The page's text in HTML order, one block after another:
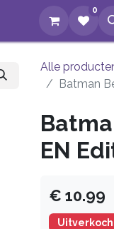
Over ons
0
Alle
Batman
EN
€ 10.99